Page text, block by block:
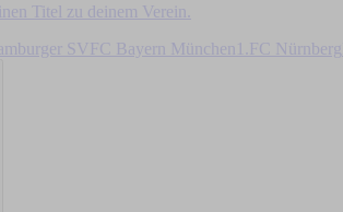
Titel zu deinem Verein.
SV FC Bayern München 1.FC Nürnberg